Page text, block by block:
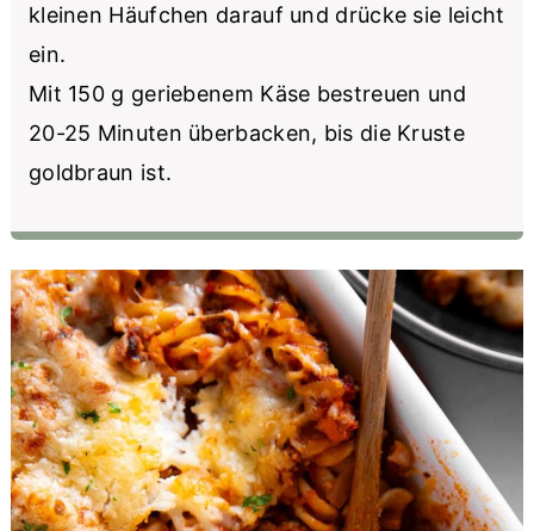
kleinen Häufchen darauf und drücke sie leicht
ein.
Mit 150 g geriebenem Käse bestreuen und
20-25 Minuten überbacken, bis die Kruste
goldbraun ist.